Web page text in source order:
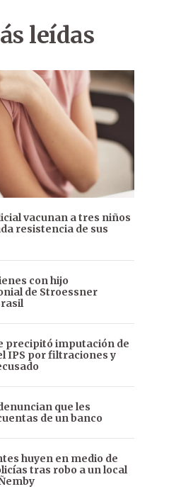
leídas
vacunan a tres niños
resistencia de sus
con hijo
de Stroessner
precipitó imputación de
IPS por filtraciones y
que les
de un banco
huyen en medio de
tras robo a un local